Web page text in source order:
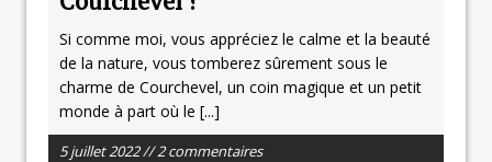
Si comme moi, vous appréciez le calme et la beauté
de la nature, vous tomberez sûrement sous le
charme de Courchevel, un coin magique et un petit
monde à part où le [...]
5 juillet 2022 // 2 commentaires